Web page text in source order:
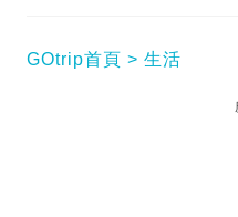
GOtrip首頁 生活